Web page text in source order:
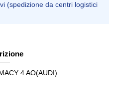
(spedizione da centri logistici
4 AO(AUDI)